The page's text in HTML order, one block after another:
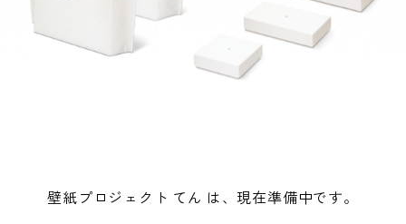
壁紙プロジェクト てん は、現在準備中です。